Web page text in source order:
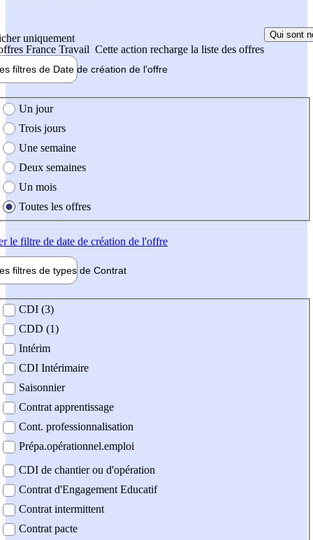
uniquement
France Travail Cette action recharge la liste des offres
Qui sont
filtres de Date de création de l'offre
création de l'offre
Un jour
Trois jours
Une semaine
Deux semaines
Un mois
Toutes les offres
le filtre de date de création de l'offre
filtres de types de Contrat
contrat
CDI (3)
CDD (1)
Intérim
CDI Intérimaire
Saisonnier
Contrat apprentissage
Cont. professionnalisation
Prépa.opérationnel.emploi
CDI de chantier ou d'opération
Contrat d'Engagement Educatif
Contrat intermittent
Contrat pacte